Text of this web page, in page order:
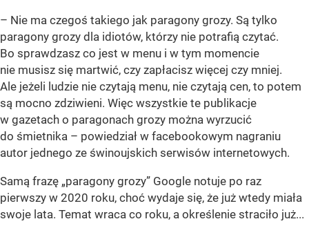
– Nie ma czegoś takiego jak paragony grozy. Są tylko
paragony grozy dla idiotów, którzy nie potrafią czytać.
Bo sprawdzasz co jest w menu i w tym momencie
nie musisz się martwić, czy zapłacisz więcej czy mniej.
Ale jeżeli ludzie nie czytają menu, nie czytają cen, to potem
są mocno zdziwieni. Więc wszystkie te publikacje
w gazetach o paragonach grozy można wyrzucić
do śmietnika – powiedział w facebookowym nagraniu
autor jednego ze świnoujskich serwisów internetowych.
Samą frazę „paragony grozy” Google notuje po raz
pierwszy w 2020 roku, choć wydaje się, że już wtedy miała
swoje lata. Temat wraca co roku, a określenie straciło już...